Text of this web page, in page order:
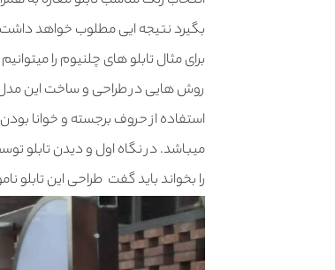
بگیرد نتیجه ایی مطلوب خواهد
برای مثال تابلو های چلنیوم را
روش هایی در طراحی و ساخت این مدل
استفاده از حروف برجسته و خوانا
میباشد. در نگاه اول و دیدن تابلو
را بخواند باید گفت طراحی این تابلو